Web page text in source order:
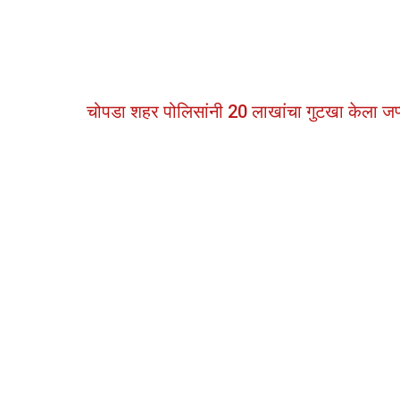
चोपडा शहर पोलिसांनी 20 लाखांचा गुटखा केला